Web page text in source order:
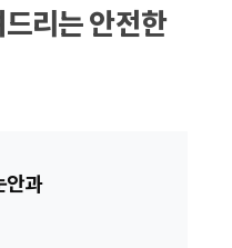
리는 안전한
안과